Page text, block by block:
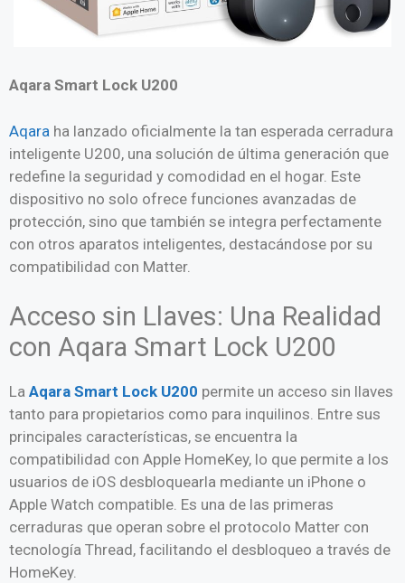
Aqara Smart Lock U200
Aqara ha lanzado oficialmente la tan esperada cerradura
inteligente U200, una solución de última generación que
redefine la seguridad y comodidad en el hogar. Este
dispositivo no solo ofrece funciones avanzadas de
protección, sino que también se integra perfectamente
con otros aparatos inteligentes, destacándose por su
compatibilidad con Matter.
Acceso sin Llaves: Una Realidad
con Aqara Smart Lock U200
La Aqara Smart Lock U200 permite un acceso sin llaves
tanto para propietarios como para inquilinos. Entre sus
principales características, se encuentra la
compatibilidad con Apple HomeKey, lo que permite a los
usuarios de iOS desbloquearla mediante un iPhone o
Apple Watch compatible. Es una de las primeras
cerraduras que operan sobre el protocolo Matter con
tecnología Thread, facilitando el desbloqueo a través de
HomeKey.